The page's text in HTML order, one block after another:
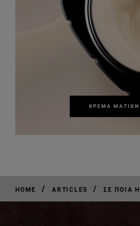
ΚΡΈΜΑ ΜΑΤΙΏΝ
HOME / ARTICLES / ΣΕ ΠΟΙΑ